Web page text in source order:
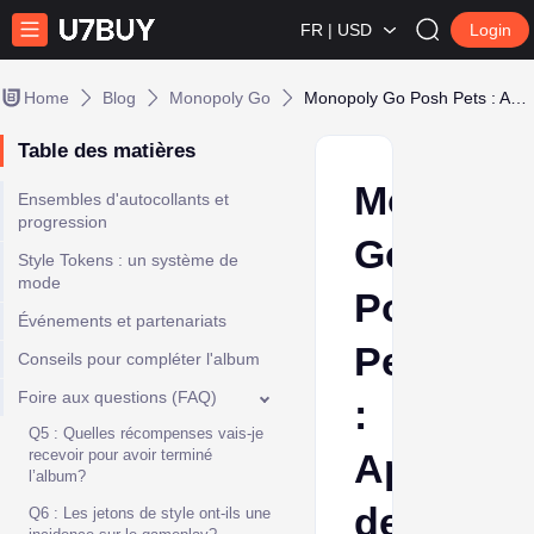
FR | USD Login
Home Blog Monopoly Go
Table des matières
Ensembles d'autocollants et
progression
Style Tokens : un système de
mode
Événements et partenariats
Conseils pour compléter l'album
Foire aux questions (FAQ)
Q5 : Quelles récompenses vais-je
recevoir pour avoir terminé
l’album?
Q6 : Les jetons de style ont-ils une
Go
Posh
Pets
:
Aperçu
de